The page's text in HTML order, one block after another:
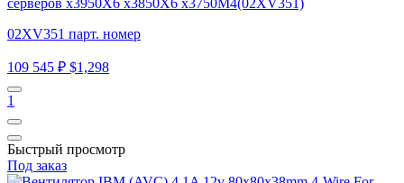
серверов x3950X6 x3850X6 x3750M4(02XV351)
02XV351 парт. номер
109 545 ₽ $1,298
1
Быстрый просмотр
Под заказ